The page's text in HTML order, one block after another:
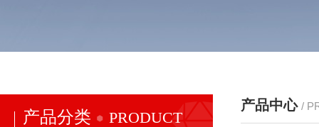
产品分类 PRODUCT
产品中心 /